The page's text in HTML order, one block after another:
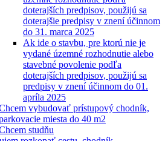
doterajších predpisov, použijú sa
doterajšie predpisy v znení účinnom
do 31. marca 2025
Ak ide o stavbu, pre ktorú nie je
vydané územné rozhodnutie alebo
stavebné povolenie podľa
doterajších predpisov, použijú sa
predpisy v znení účinnom do 01.
apríla 2025
vybudovať prístupový chodník,
miesta do 40 m2
studňu